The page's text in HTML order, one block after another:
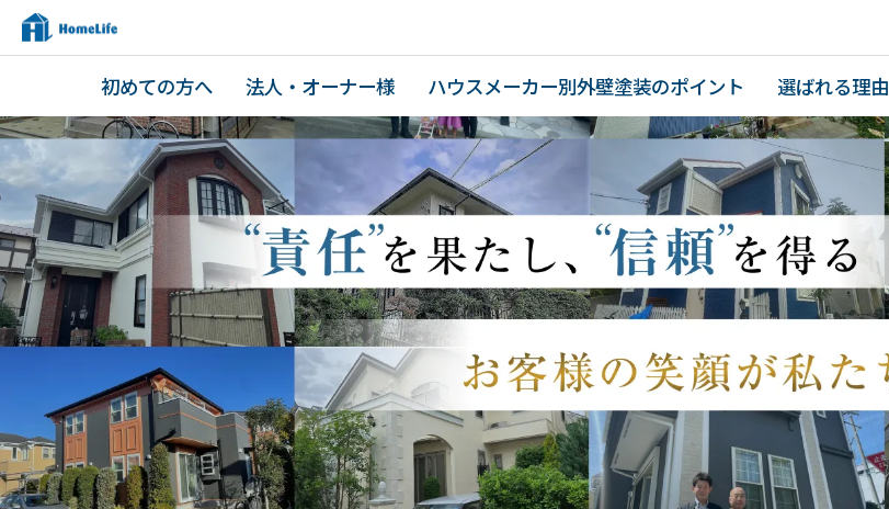
初めての方へ 法人・オーナー様 ハウスメーカー別外壁塗装のポイント 選ばれる理由